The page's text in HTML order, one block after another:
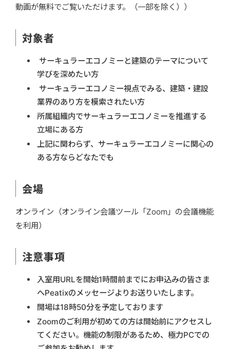
動画が無料でご覧いただけます。（一部を除く））
対象者
サーキュラーエコノミーと建築のテーマについて
学びを深めたい方
サーキュラーエコノミー視点でみる、建築・建設
業界のあり方を模索されたい方
所属組織内でサーキュラーエコノミーを推進する
立場にある方
上記に関わらず、サーキュラーエコノミーに関心の
ある方ならどなたでも
会場
オンライン（オンライン会議ツール「Zoom」の会議機能
を利用）
注意事項
入室用URLを開始1時間前までにお申込みの皆さま
へPeatixのメッセージよりお送りいたします。
開場は18時50分を予定しております
Zoomのご利用が初めての方は開始前にアクセスし
てください。機能の制限があるため、極力PCでの